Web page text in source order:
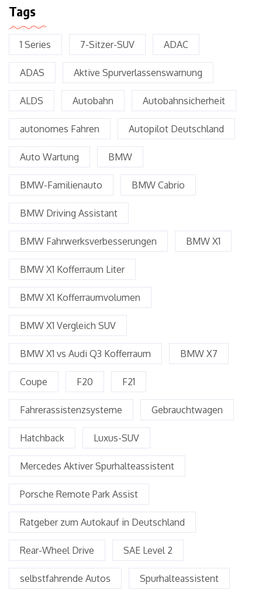
Tags
1 Series 7-Sitzer-SUV ADAC
ADAS Aktive Spurverlassenswarnung
ALDS Autobahn Autobahnsicherheit
autonomes Fahren Autopilot Deutschland
Auto Wartung BMW
BMW-Familienauto BMW Cabrio
BMW Driving Assistant
BMW Fahrwerksverbesserungen BMW X1
BMW X1 Kofferraum Liter
BMW X1 Kofferraumvolumen
BMW X1 Vergleich SUV
BMW X1 vs Audi Q3 Kofferraum BMW X7
Coupe F20 F21
Fahrerassistenzsysteme Gebrauchtwagen
Hatchback Luxus-SUV
Mercedes Aktiver Spurhalteassistent
Porsche Remote Park Assist
Ratgeber zum Autokauf in Deutschland
Rear-Wheel Drive SAE Level 2
selbstfahrende Autos Spurhalteassistent